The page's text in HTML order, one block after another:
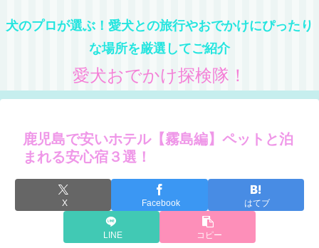
犬のプロが選ぶ！愛犬との旅行やおでかけにぴったり
な場所を厳選してご紹介
愛犬おでかけ探検隊！
鹿児島で安いホテル【霧島編】ペットと泊
まれる安心宿３選！
X Facebook はてブ
LINE コピー